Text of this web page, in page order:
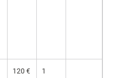
120 € 1